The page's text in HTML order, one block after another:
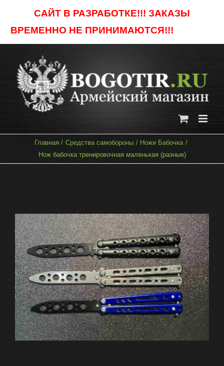
САЙТ В РАЗРАБОТКЕ!!! ЗАКАЗЫ
ВРЕМЕННО НЕ ПРИНИМАЮТСЯ!!!
content
Главная Средства самобороны
Ножи Бабочка
Нож бабочка тренировочная маленькая (разные)